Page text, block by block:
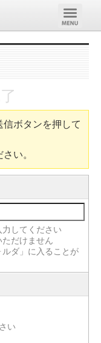
ボタンを押して
い。
してください
だけません
ダ」に入ることが
い